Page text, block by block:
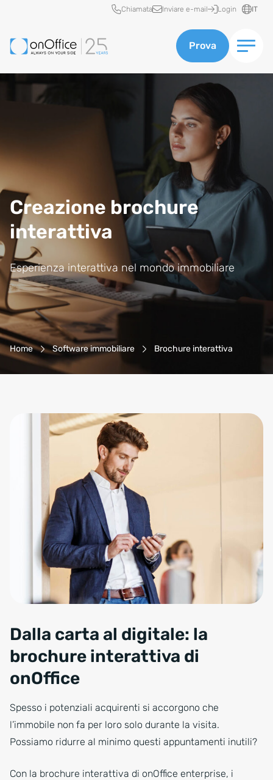
Accesso rapido
Chiamata Inviare e-mail Login IT
Prova
Creazione brochure
interattiva
Esperienza interattiva nel mondo immobiliare
Navigazione Breadcrumb
Home Software immobiliare Brochure interattiva
Dalla carta al digitale: la
brochure interattiva di
onOffice
Spesso i potenziali acquirenti si accorgono che
l’immobile non fa per loro solo durante la visita.
Possiamo ridurre al minimo questi appuntamenti inutili?
Con la brochure interattiva di onOffice enterprise, i